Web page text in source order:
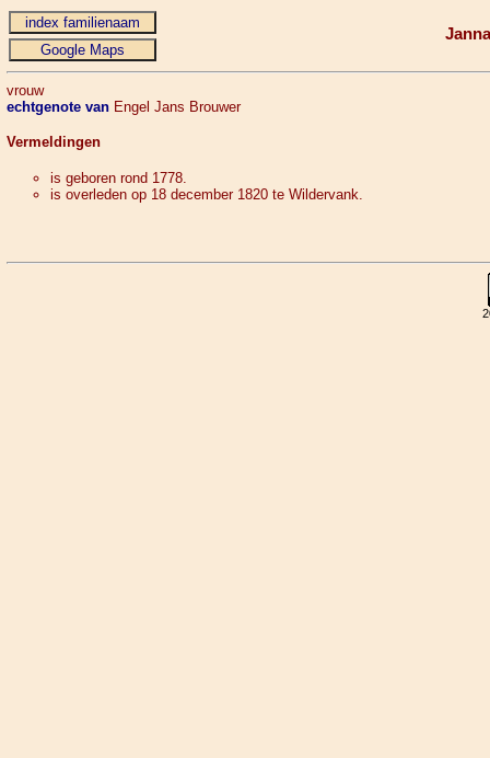
vrouw
echtgenote van Engel Jans Brouwer
Vermeldingen
is geboren rond 1778.
is overleden op 18 december 1820 te Wildervank.